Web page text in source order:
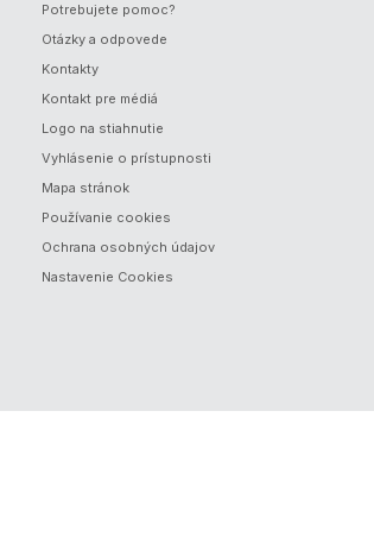
Potrebujete pomoc?
Otázky a odpovede
Kontakty
Kontakt pre médiá
Logo na stiahnutie
Vyhlásenie o prístupnosti
Mapa stránok
Používanie cookies
Ochrana osobných údajov
Nastavenie Cookies